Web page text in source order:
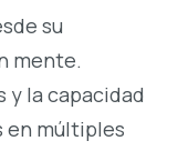
su
mente.
y la capacidad
en múltiples